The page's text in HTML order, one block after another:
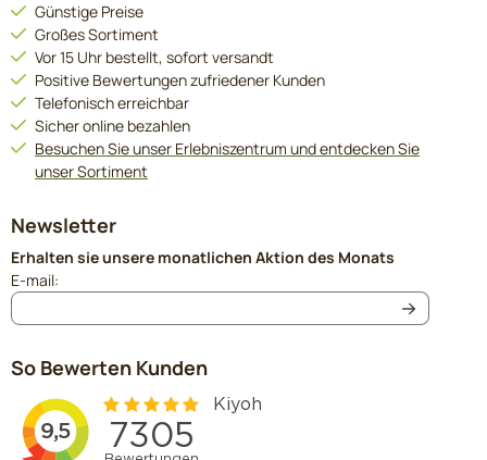
Günstige Preise
Großes Sortiment
Vor 15 Uhr bestellt, sofort versandt
Positive Bewertungen zufriedener Kunden
Telefonisch erreichbar
Sicher online bezahlen
Besuchen Sie unser Erlebniszentrum und entdecken Sie
unser Sortiment
Newsletter
Erhalten sie unsere monatlichen Aktion des Monats
E-mail:
So Bewerten Kunden